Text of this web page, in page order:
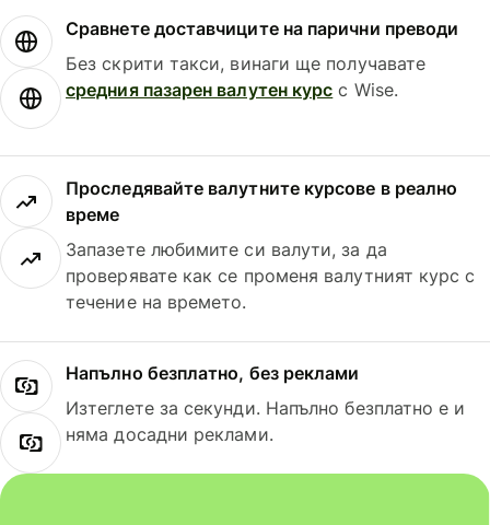
Сравнете доставчиците на парични преводи
Без скрити такси, винаги ще получавате
средния пазарен валутен курс с Wise.
Проследявайте валутните курсове в реално
време
Запазете любимите си валути, за да
проверявате как се променя валутният курс с
течение на времето.
Напълно безплатно, без реклами
Изтеглете за секунди. Напълно безплатно е и
няма досадни реклами.